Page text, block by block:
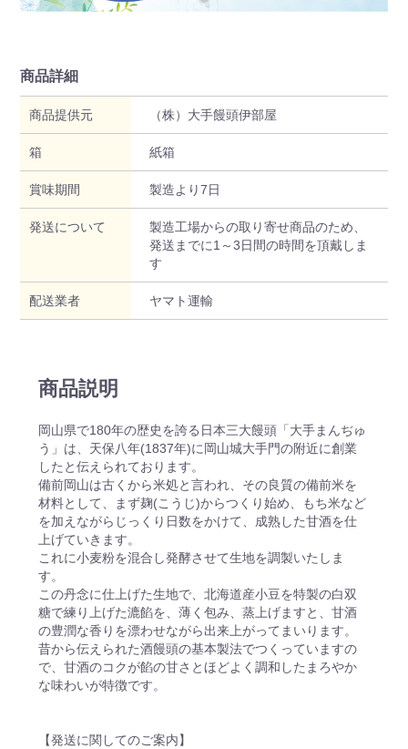
商品詳細
商品提供元 （株）大手饅頭伊部屋
箱 紙箱
賞味期間 製造より7日
発送について
製造工場からの取り寄せ商品のため、
発送までに1～3日間の時間を頂戴しま
す
配送業者 ヤマト運輸
商品説明
岡山県で180年の歴史を誇る日本三大饅頭「大手まんぢゅ
う」は、天保八年(1837年)に岡山城大手門の附近に創業
したと伝えられております。
備前岡山は古くから米処と言われ、その良質の備前米を
材料として、まず麹(こうじ)からつくり始め、もち米など
を加えながらじっくり日数をかけて、成熟した甘酒を仕
上げていきます。
これに小麦粉を混合し発酵させて生地を調製いたしま
す。
この丹念に仕上げた生地で、北海道産小豆を特製の白双
糖で練り上げた漉餡を、薄く包み、蒸上げますと、甘酒
の豊潤な香りを漂わせながら出来上がってまいります。
昔から伝えられた酒饅頭の基本製法でつくっていますの
で、甘酒のコクが餡の甘さとほどよく調和したまろやか
な味わいが特徴です。
【発送に関してのご案内】